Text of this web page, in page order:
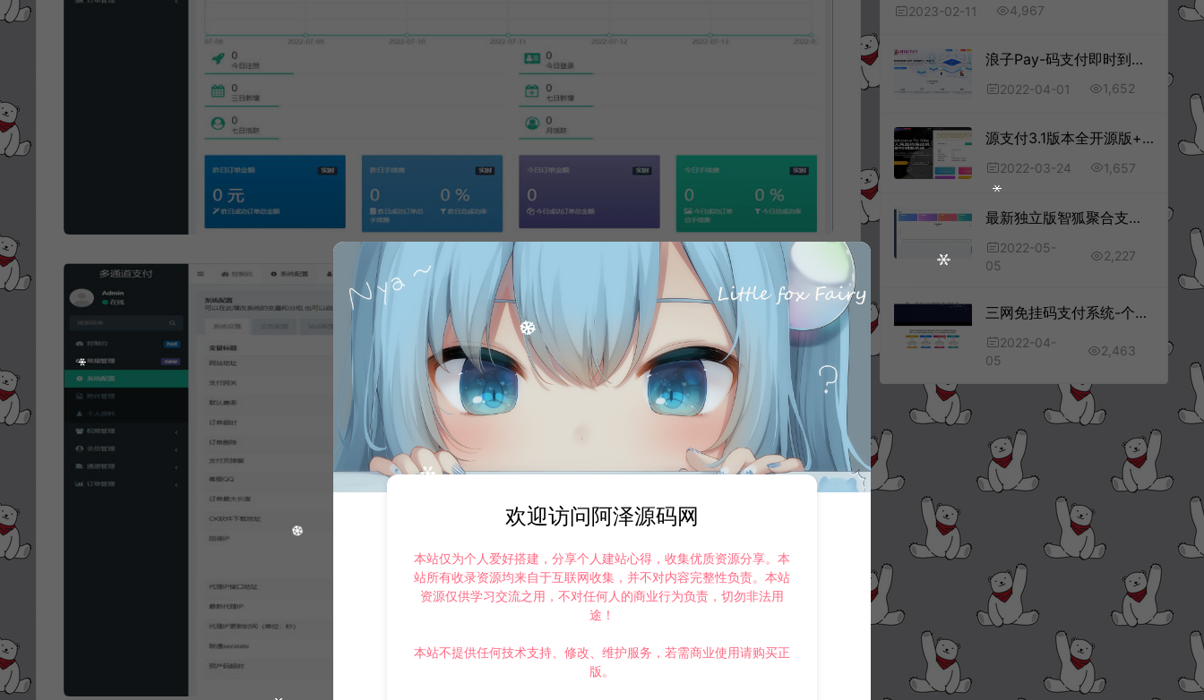
2023-02-11 4,967
浪子Pay-码支付即时到账系统源码
2022-04-01 1,652
源支付3.1版本全开源版+店员监控软件+手机监控APP源码
2022-03-24 1,657
最新独立版智狐聚合支付v1.0.5.21_聚合支付系统源码+开发教程+详细搭建教程
2022-05-
05
2,227
三网免挂码支付系统-个人免签支付系统-当面付支付-支持代理轮询收款个码免签
2022-04-
05
2,463
欢迎访问阿泽源码网
本站仅为个人爱好搭建，分享个人建站心得，收集优质资源分享。本
站所有收录资源均来自于互联网收集，并不对内容完整性负责。本站
资源仅供学习交流之用，不对任何人的商业行为负责，切勿非法用
途！
本站不提供任何技术支持、修改、维护服务，若需商业使用请购买正
版。